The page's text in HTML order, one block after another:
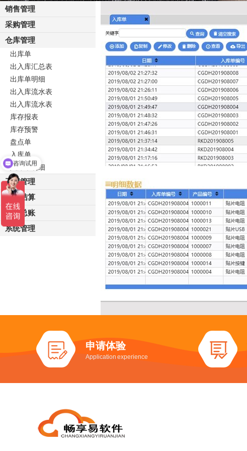
销售管理
采购管理
仓库管理
出库单
出入库汇总表
出库单明细
出入库流水表
出入库流水表
库存报表
库存预警
盘点单
入库单
入库单明细
工程管理
财务结算
财务总账
系统管理
申请体验
Application experience
咨询试用